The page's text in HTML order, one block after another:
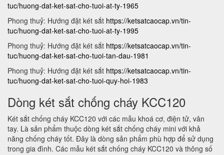
tuc/huong-dat-ket-sat-cho-tuoi-at-ty-1965
Phong thuỷ: Hướng đặt két sắt https://ketsatcaocap.vn/tin-
tuc/huong-dat-ket-sat-cho-tuoi-at-ty-1995
Phong thuỷ: Hướng đặt két sắt https://ketsatcaocap.vn/tin-
tuc/huong-dat-ket-sat-cho-tuoi-tan-dau-1981
Phong thuỷ: Hướng đặt két sắt https://ketsatcaocap.vn/tin-
tuc/huong-dat-ket-sat-cho-tuoi-quy-hoi-1983
Dòng két sắt chống cháy KCC120
Két sắt chống cháy KCC120 với các mẫu khoá cơ, điện tử, vân
tay. Là sản phẩm thuộc dòng két sắt chống cháy mini với khả
năng chống cháy tốt. Đây là dòng sản phẩm phù hợp để sử dụng
trong gia đình. Các mẫu két sắt chống cháy KCC120 và thông số